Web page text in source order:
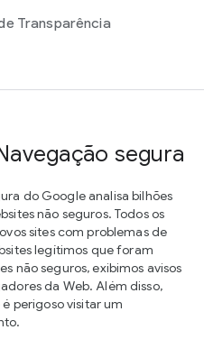
Transparência
segura
do Google analisa bilhões
não seguros. Todos os
sites com problemas de
legítimos que foram
não seguros, exibimos avisos
da Web. Além disso,
perigoso visitar um